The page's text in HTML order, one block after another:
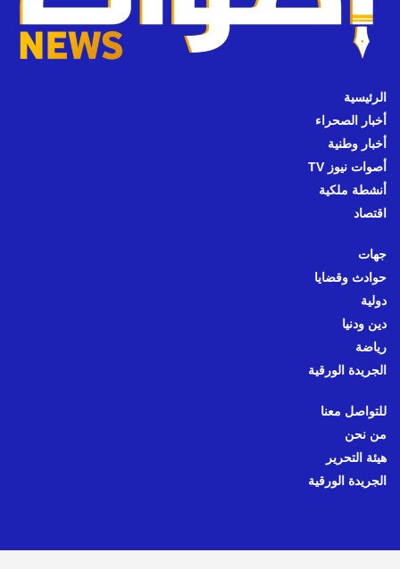
الرئيسية
أخبار الصحراء
أخبار وطنية
أصوات نيوز TV
أنشطة ملكية
اقتصاد
جهات
حوادث وقضايا
دولية
دين ودنيا
رياضة
الجريدة الورقية
للتواصل معنا
من نحن
هيئة التحرير
الجريدة الورقية